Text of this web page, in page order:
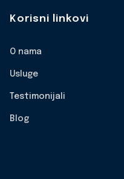
Korisni linkovi
O nama
Usluge
Testimonijali
Blog